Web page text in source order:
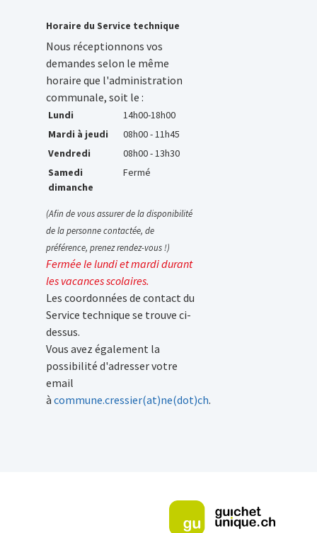
Horaire du Service technique
Nous réceptionnons vos
demandes selon le même
horaire que l'administration
communale, soit le :
Lundi
14h00-18h00
Mardi à jeudi
08h00 - 11h45
Vendredi
08h00 - 13h30
Samedi
dimanche
Fermé
(Afin de vous assurer de la disponibilité
de la personne contactée, de
préférence, prenez rendez-vous !)
Fermée le lundi et mardi durant
les vacances scolaires.
Les coordonnées de contact du
Service technique se trouve ci-
dessus.
Vous avez également la
possibilité d'adresser votre
email
à commune.cressier(at)ne(dot)ch.